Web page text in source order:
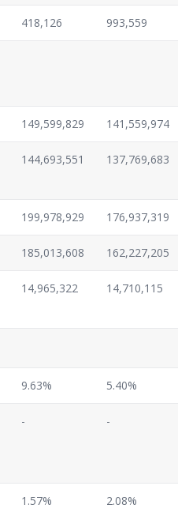
418,126 993,559
149,599,829 141,559,974
144,693,551 137,769,683
199,978,929 176,937,319
185,013,608 162,227,205
14,965,322 14,710,115
9.63% 5.40%
- -
1.57% 2.08%